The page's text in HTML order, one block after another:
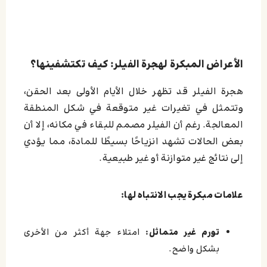
الأعراض المبكرة لهجرة الفيلر: كيف تكتشفينها؟
هجرة الفيلر قد تظهر خلال الأيام الأولى بعد الحقن،
وتتمثل في تغيرات غير متوقعة في شكل المنطقة
المعالجة. رغم أن الفيلر مصمم للبقاء في مكانه، إلا أن
بعض الحالات تشهد انزياحًا بسيطًا للمادة، مما يؤدي
إلى نتائج غير متوازنة أو غير طبيعية.
علامات مبكرة يجب الانتباه لها:
تورم غير متماثل: امتلاء جهة أكثر من الأخرى
بشكل واضح.